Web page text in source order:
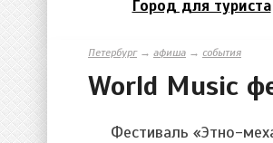
Город для туриста
Петербург→ афиша → события
World Music
Фестиваль «Этно-